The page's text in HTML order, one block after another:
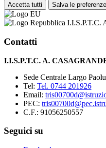
Accetta tutti Salva le preferenze
I.I.S.P.T.C.
Contatti
I.I.S.P.T.C. A.
Sede Centrale Largo
Tel: Tel. 0744 201926
Email:
PEC:
C.F.: 91056250557
Seguici su